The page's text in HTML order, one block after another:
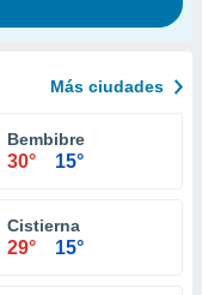
Más ciudades
Bembibre
30° 15°
Cistierna
29° 15°